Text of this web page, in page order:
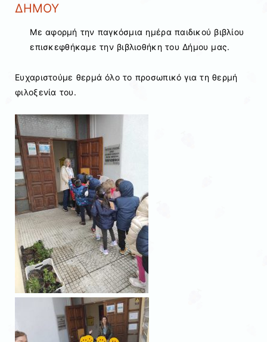
ΔΗΜΟΥ
Με αφορμή την παγκόσμια ημέρα παιδικού βιβλίου
επισκεφθήκαμε την βιβλιοθήκη του Δήμου μας.
Ευχαριστούμε θερμά όλο το προσωπικό για τη θερμή
φιλοξενία του.